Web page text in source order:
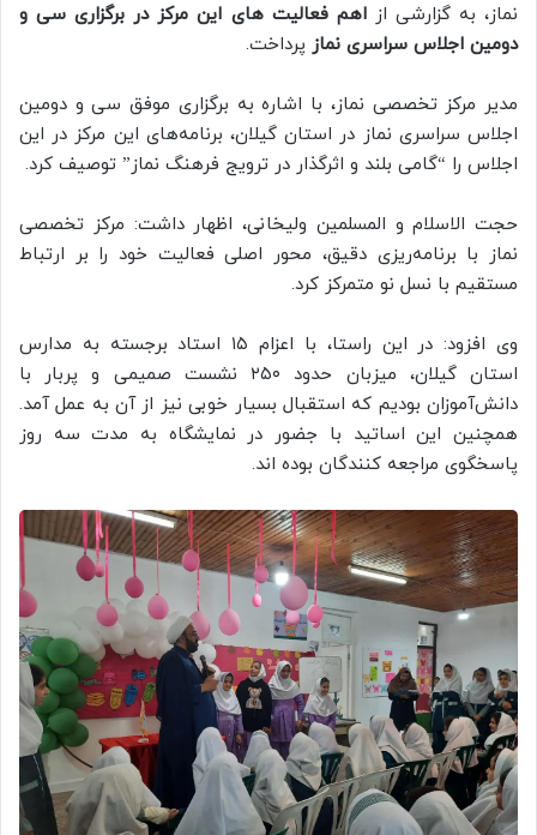
نماز، به گزارشی از اهم فعالیت های این مرکز در برگزاری سی و
دومین اجلاس سراسری نماز پرداخت.
مدیر مرکز تخصصی نماز، با اشاره به برگزاری موفق سی و دومین
اجلاس سراسری نماز در استان گیلان، برنامه‌های این مرکز در این
اجلاس را “گامی بلند و اثرگذار در ترویج فرهنگ نماز” توصیف کرد.
حجت الاسلام و المسلمین ولیخانی، اظهار داشت: مرکز تخصصی
نماز با برنامه‌ریزی دقیق، محور اصلی فعالیت خود را بر ارتباط
مستقیم با نسل نو متمرکز کرد.
وی افزود: در این راستا، با اعزام ۱۵ استاد برجسته به مدارس
استان گیلان، میزبان حدود ۲۵۰ نشست صمیمی و پربار با
دانش‌آموزان بودیم که استقبال بسیار خوبی نیز از آن به عمل آمد.
همچنین این اساتید با جضور در نمایشگاه به مدت سه روز
پاسخگوی مراجعه کنندگان بوده اند.